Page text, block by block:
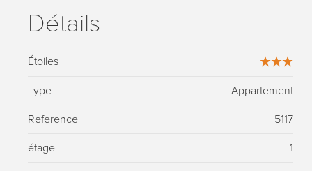
Détails
Étoiles
Type Appartement
Reference 5117
étage 1